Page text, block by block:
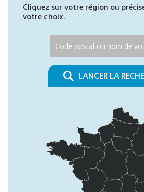
Cliquez sur votre région ou
votre choix.
LANCER LA